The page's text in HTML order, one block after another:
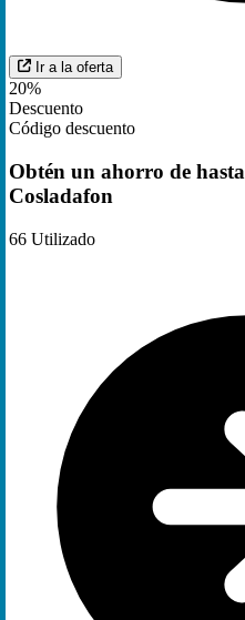
Ir a la oferta
20%
Descuento
Código descuento
Obtén un ahorro de hasta
Cosladafon
66 Utilizado